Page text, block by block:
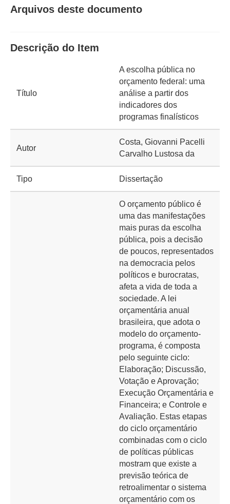
Arquivos deste documento
Descrição do Item
Título
A escolha pública no
orçamento federal: uma
análise a partir dos
indicadores dos
programas finalísticos
Autor
Costa, Giovanni Pacelli
Carvalho Lustosa da
Tipo Dissertação
O orçamento público é
uma das manifestações
mais puras da escolha
pública, pois a decisão
de poucos, representados
na democracia pelos
políticos e burocratas,
afeta a vida de toda a
sociedade. A lei
orçamentária anual
brasileira, que adota o
modelo do orçamento-
programa, é composta
pelo seguinte ciclo:
Elaboração; Discussão,
Votação e Aprovação;
Execução Orçamentária e
Financeira; e Controle e
Avaliação. Estas etapas
do ciclo orçamentário
combinadas com o ciclo
de políticas públicas
mostram que existe a
previsão teórica de
retroalimentar o sistema
orçamentário com os